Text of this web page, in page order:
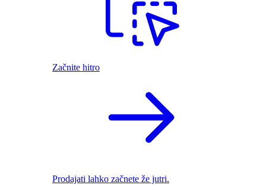
Začnite hitro
Prodajati lahko začnete že jutri.